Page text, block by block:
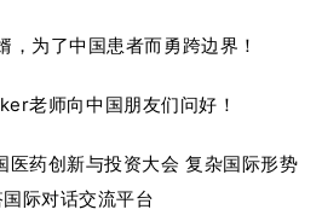
，为了中国患者而勇跨边界！
老师向中国朋友们问好！
药创新与投资大会 复杂国际形势
际对话交流平台